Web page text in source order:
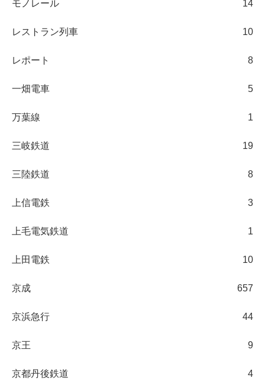
モノレール 14
レストラン列車 10
レポート 8
一畑電車 5
万葉線 1
三岐鉄道 19
三陸鉄道 8
上信電鉄 3
上毛電気鉄道 1
上田電鉄 10
京成 657
京浜急行 44
京王 9
京都丹後鉄道 4